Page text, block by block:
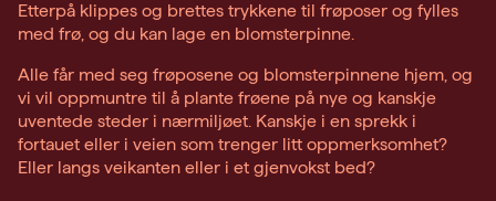
Etterpå klippes og brettes trykkene til frøposer og fylles
med frø, og du kan lage en blomsterpinne.
Alle får med seg frøposene og blomsterpinnene hjem, og
vi vil oppmuntre til å plante frøene på nye og kanskje
uventede steder i nærmiljøet. Kanskje i en sprekk i
fortauet eller i veien som trenger litt oppmerksomhet?
Eller langs veikanten eller i et gjenvokst bed?